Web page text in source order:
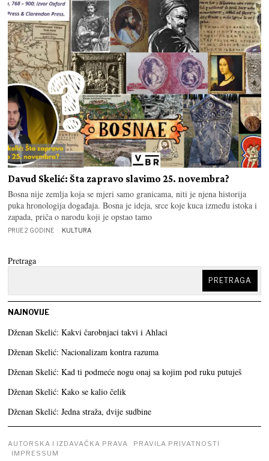
Davud Skelić: Šta zapravo slavimo 25. novembra?
Bosna nije zemlja koja se mjeri samo granicama, niti je njena historija
puka hronologija događaja. Bosna je ideja, srce koje kuca između istoka i
zapada, priča o narodu koji je opstao tamo
PRIJE 2 GODINE KULTURA
Pretraga
PRETRAGA
NAJNOVIJE
Dženan Skelić: Kakvi čarobnjaci takvi i Ahlaci
Dženan Skelić: Nacionalizam kontra razuma
Dženan Skelić: Kad ti podmeće nogu onaj sa kojim pod ruku putuješ
Dženan Skelić: Kako se kalio čelik
Dženan Skelić: Jedna straža, dvije sudbine
AUTORSKA I IZDAVAČKA PRAVA
PRAVILA PRIVATNOSTI
IMPRESSUM